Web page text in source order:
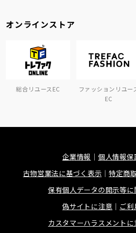
オンラインストア
総合リユースEC
ファッションリユー
EC
企業情報
個人情報保
古物営業法に基づく表示
特定商
保有個人データの開示等に
偽サイトに注意
ご
カスタマーハラスメントに